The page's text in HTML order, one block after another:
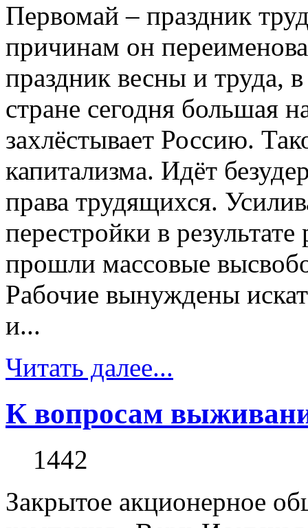
Первомай – праздник
причинам он
праздник весны и труда,
стране сегодня большая
захлёстывает Россию.
капитализма. Идёт
права трудящихся.
перестройки в
прошли массовые
Рабочие вынуждены
и...
Читать далее...
К вопросам
1442
Закрытое акционерное